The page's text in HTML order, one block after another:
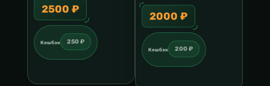
2500 ₽
Кешбэк 250 ₽
2000 ₽
Кешбэк 200 ₽